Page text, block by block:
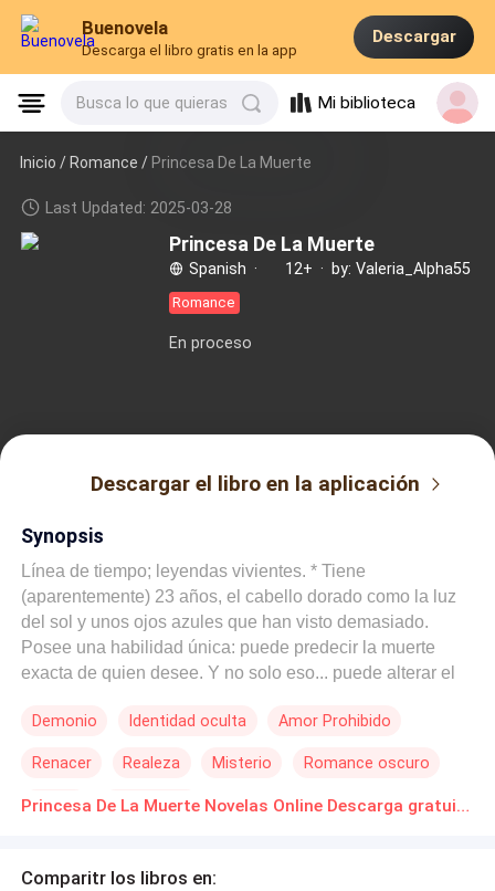
Buenovela
Descarga el libro gratis en la app
Descargar
Busca lo que quieras Mi biblioteca
Inicio /Romance / Princesa De La Muerte
Last Updated: 2025-03-28
Princesa De La Muerte
Spanish · 12+ · by: Valeria_Alpha55
Romance
En proceso
Descargar el libro en la aplicación
Synopsis
Línea de tiempo; leyendas vivientes. * Tiene
(aparentemente) 23 años, el cabello dorado como la luz
del sol y unos ojos azules que han visto demasiado.
Posee una habilidad única: puede predecir la muerte
exacta de quien desee. Y no solo eso... puede alterar el
demasiado alto. Hasta que apareció él . El único por
impidiendo lazos, impidiendo sentimientos. Hasta que
apareció él. El único por quien lo arriesgaría todo. El
propia vida. ¿Cuál será el precio? ¿Cómo ocurrirá todo?
Demonio Identidad oculta Amor Prohibido
Renacer Realeza Misterio Romance oscuro
Drama Dominante Princesa De La Muerte Novelas Online Descarga gratuita de PDF
Comparitr los libros en: